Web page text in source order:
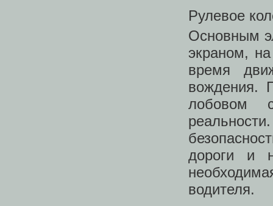
Рулевое
Основным
экраном,
время
вождения.
лобовом
дороги и
водителя.